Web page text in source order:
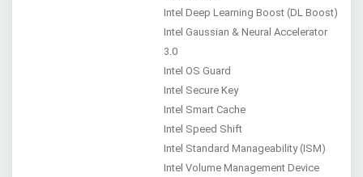
Intel Deep Learning Boost (DL Boost)
Intel Gaussian & Neural Accelerator
3.0
Intel OS Guard
Intel Secure Key
Intel Smart Cache
Intel Speed Shift
Intel Standard Manageability (ISM)
Intel Volume Management Device